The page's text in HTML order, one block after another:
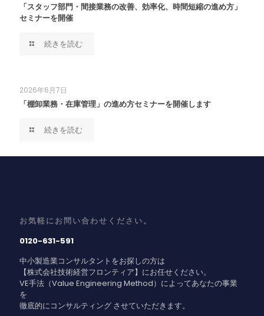
「スタッフ部門・間接業務の改善、効率化、時間短縮の進め方」
セミナーを開催
続きを読む
2026年6月7日
「棚卸業務・在庫管理」の進め方セミナーを開催します
続きを読む
お気軽にお問い合わせください。
0120-631-591
中小製造業コンサルタントをお探しの方は
【株式会社技術経営フロンティア】にお任せください。
VE手法（Value Engineering Method）によってあなたの事業
を
徹底的にコンサルティング させていただきます。